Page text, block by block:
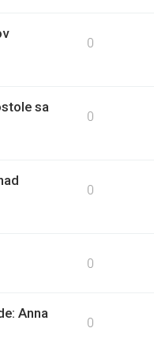
0
sa
0
0
0
Anna
0